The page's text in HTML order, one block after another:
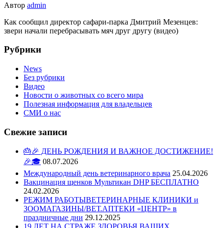
Автор admin
Как сообщил директор сафари-парка Дмитрий Мезенцев:
звери начали перебрасывать мяч друг другу (видео)
Рубрики
News
Без рубрики
Видео
Новости о животных со всего мира
Полезная информация для владельцев
СМИ о нас
Свежие записи
🎂🎉 ДЕНЬ РОЖДЕНИЯ И ВАЖНОЕ ДОСТИЖЕНИЕ!
🎉🎓 08.07.2026
Международный день ветеринарного врача 25.04.2026
Вакцинация щенков Мультикан DHP БЕСПЛАТНО
24.02.2026
РЕЖИМ РАБОТЫВЕТЕРИНАРНЫЕ КЛИНИКИ и
ЗООМАГАЗИНЫ/ВЕТ.АПТЕКИ «ЦЕНТР» в
праздничные дни 29.12.2025
19 ЛЕТ НА СТРАЖЕ ЗДОРОВЬЯ ВАШИХ